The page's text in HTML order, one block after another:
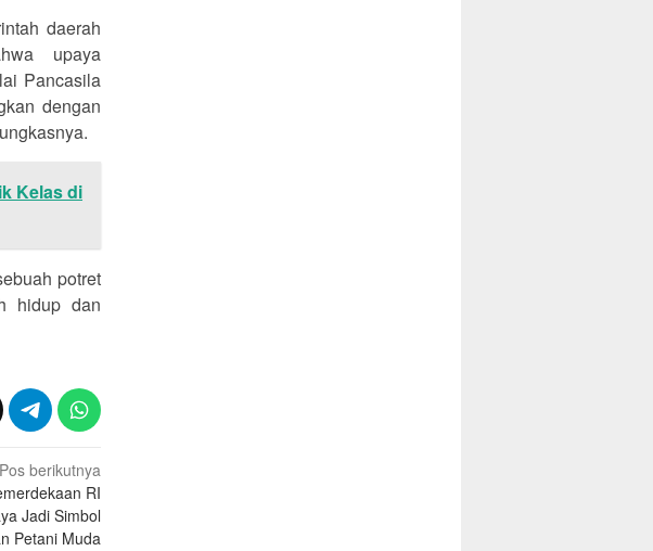
daerah
upaya
Pancasila
dengan
Kelas di
potret
hidup dan
Pos berikutnya
RI
Jadi Simbol
Petani Muda